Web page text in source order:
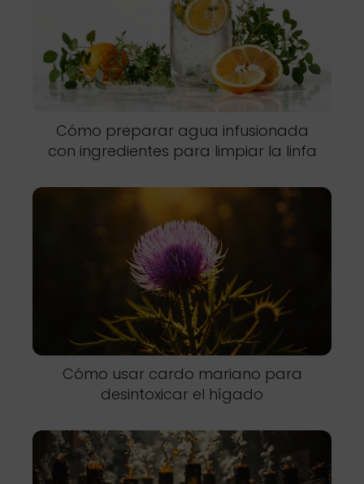
Cómo preparar agua infusionada
con ingredientes para limpiar la linfa
Cómo usar cardo mariano para
desintoxicar el hígado